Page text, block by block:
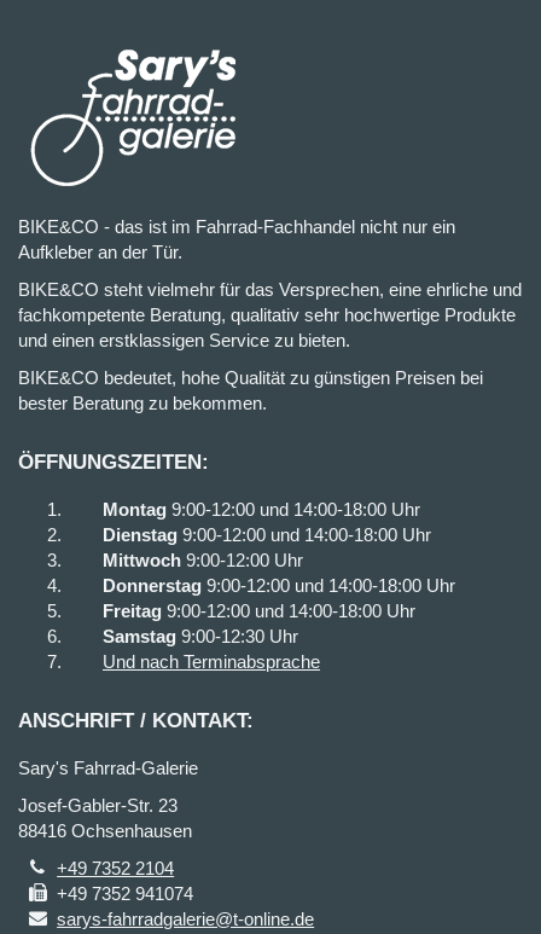
BIKE&CO - das ist im Fahrrad-Fachhandel nicht nur ein
Aufkleber an der Tür.
BIKE&CO steht vielmehr für das Versprechen, eine ehrliche und
fachkompetente Beratung, qualitativ sehr hochwertige Produkte
und einen erstklassigen Service zu bieten.
BIKE&CO bedeutet, hohe Qualität zu günstigen Preisen bei
bester Beratung zu bekommen.
ÖFFNUNGSZEITEN:
Montag 9:00-12:00 und 14:00-18:00 Uhr
Dienstag 9:00-12:00 und 14:00-18:00 Uhr
Mittwoch 9:00-12:00 Uhr
Donnerstag 9:00-12:00 und 14:00-18:00 Uhr
Freitag 9:00-12:00 und 14:00-18:00 Uhr
Samstag 9:00-12:30 Uhr
Und nach Terminabsprache
ANSCHRIFT / KONTAKT:
Sary's Fahrrad-Galerie
Josef-Gabler-Str. 23
88416 Ochsenhausen
+49 7352 2104
+49 7352 941074
sarys-fahrradgalerie@t-online.de